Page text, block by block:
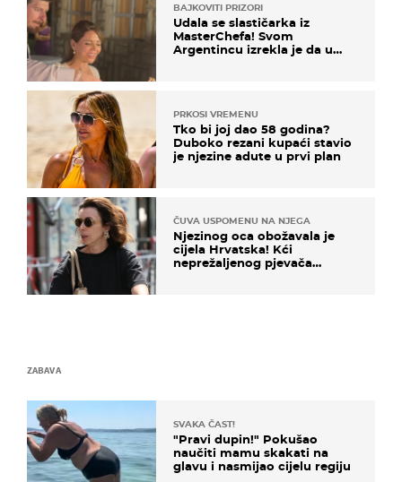
BAJKOVITI PRIZORI
Udala se slastičarka iz
MasterChefa! Svom
Argentincu izrekla je da u
PRKOSI VREMENU
Tko bi joj dao 58 godina?
Duboko rezani kupaći stavio
je njezine adute u prvi plan
ČUVA USPOMENU NA NJEGA
Njezinog oca obožavala je
cijela Hrvatska! Kći
neprežaljenog pjevača
ZABAVA
SVAKA ČAST!
"Pravi dupin!" Pokušao
naučiti mamu skakati na
glavu i nasmijao cijelu regiju